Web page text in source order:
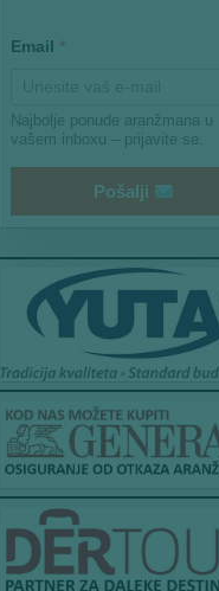
m
E
m
a
Email *
Najbolje ponude aranžmana u
vašem inboxu – prijavite se.
Pošalji